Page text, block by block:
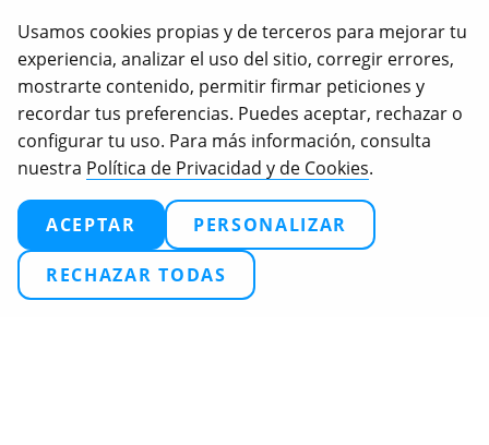
Igualdad Animal, Love Veg, iAnimal son marcas
registradas de Animal Equality.
2026© 2025 Igualdad Animal. Todos los derechos
reservados.
Política de privacidad
Configuración de cookies
Usamos cookies propias y de terceros para mejorar tu
experiencia, analizar el uso del sitio, corregir errores,
mostrarte contenido, permitir firmar peticiones y
recordar tus preferencias. Puedes aceptar, rechazar o
configurar tu uso. Para más información, consulta
nuestra Política de Privacidad y de Cookies.
ACEPTAR PERSONALIZAR
RECHAZAR TODAS